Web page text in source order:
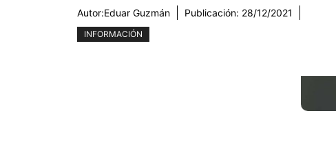
Autor:Eduar Guzmán Publicación: 28/12/2021
INFORMACIÓN